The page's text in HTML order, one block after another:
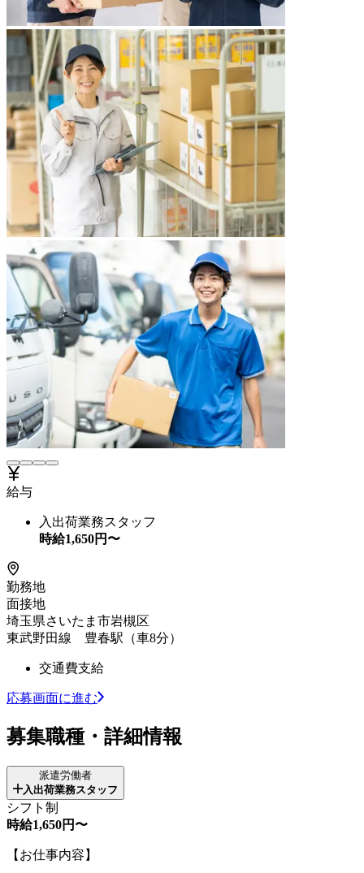
給与
入出荷業務スタッフ
時給1,650円〜
勤務地
面接地
埼玉県さいたま市岩槻区
東武野田線 豊春駅（車8分）
交通費支給
応募画面に進む
募集職種・詳細情報
派遣労働者
入出荷業務スタッフ
シフト制
時給1,650円〜
【お仕事内容】